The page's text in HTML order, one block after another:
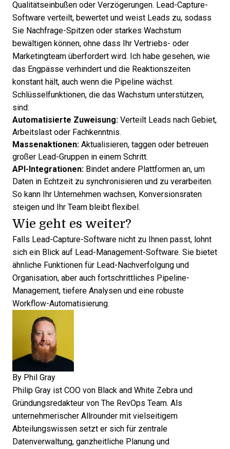
Qualitätseinbußen oder Verzögerungen. Lead-Capture-
Software verteilt, bewertet und weist Leads zu, sodass
Sie Nachfrage-Spitzen oder starkes Wachstum
bewältigen können, ohne dass Ihr Vertriebs- oder
Marketingteam überfordert wird. Ich habe gesehen, wie
das Engpässe verhindert und die Reaktionszeiten
konstant hält, auch wenn die Pipeline wächst.
Schlüsselfunktionen, die das Wachstum unterstützen,
sind:
Automatisierte Zuweisung: Verteilt Leads nach Gebiet,
Arbeitslast oder Fachkenntnis.
Massenaktionen: Aktualisieren, taggen oder betreuen
großer Lead-Gruppen in einem Schritt.
API-Integrationen: Bindet andere Plattformen an, um
Daten in Echtzeit zu synchronisieren und zu verarbeiten.
So kann Ihr Unternehmen wachsen, Konversionsraten
steigen und Ihr Team bleibt flexibel.
Wie geht es weiter?
Falls Lead-Capture-Software nicht zu Ihnen passt, lohnt
sich ein Blick auf Lead-Management-Software. Sie bietet
ähnliche Funktionen für Lead-Nachverfolgung und
Organisation, aber auch fortschrittliches Pipeline-
Management, tiefere Analysen und eine robuste
Workflow-Automatisierung.
By Phil Gray
Philip Gray ist COO von Black and White Zebra und
Gründungsredakteur von The RevOps Team. Als
unternehmerischer Allrounder mit vielseitigem
Abteilungswissen setzt er sich für zentrale
Datenverwaltung, ganzheitliche Planung und